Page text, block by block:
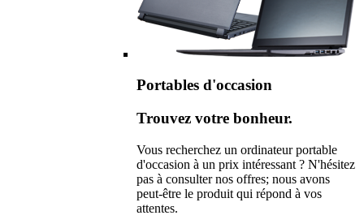
Portables d'occasion
Trouvez votre bonheur.
Vous recherchez un ordinateur portable
d'occasion à un prix intéressant ? N'hésitez
pas à consulter nos offres; nous avons
peut-être le produit qui répond à vos
attentes.